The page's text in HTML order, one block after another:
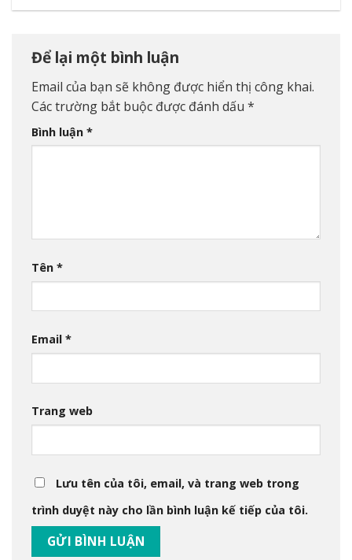
Để lại một bình luận
Email của bạn sẽ không được hiển thị công khai.
Các trường bắt buộc được đánh dấu *
Bình luận *
Tên *
Email *
Trang web
Lưu tên của tôi, email, và trang web trong
trình duyệt này cho lần bình luận kế tiếp của tôi.